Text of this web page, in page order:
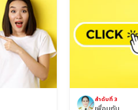
ลำดับที่ 3